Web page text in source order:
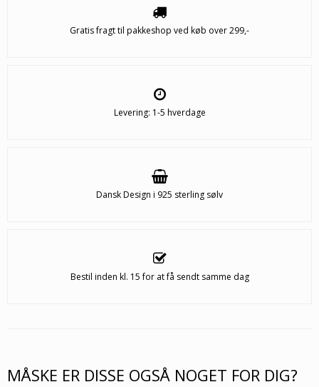
Gratis fragt til pakkeshop ved køb over 299,-
Levering: 1-5 hverdage
Dansk Design i 925 sterling sølv
Bestil inden kl. 15 for at få sendt samme dag
MÅSKE ER DISSE OGSÅ NOGET FOR DIG?